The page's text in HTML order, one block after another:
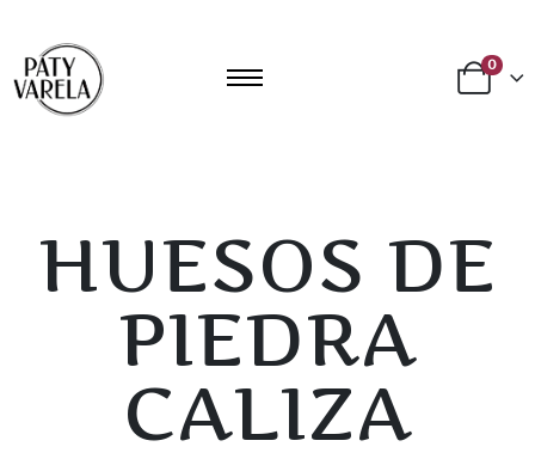
0
HUESOS DE
PIEDRA
CALIZA